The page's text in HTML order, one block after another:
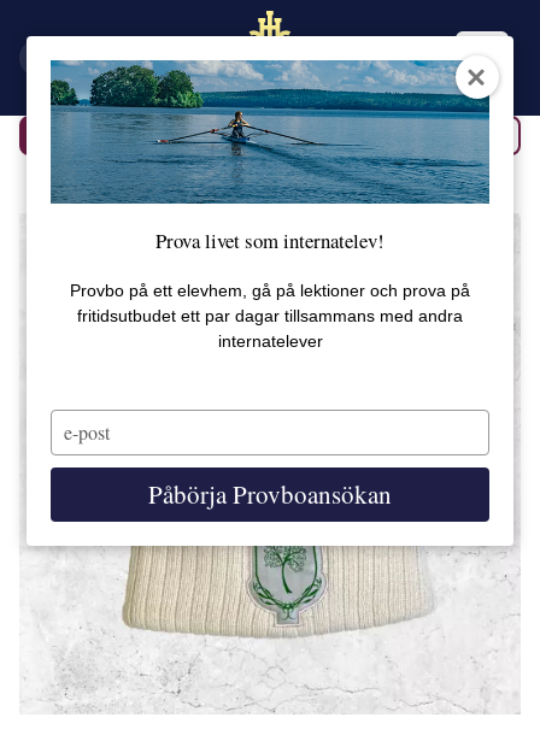
Tillbaka
Prova livet som internatelev!
Provbo på ett elevhem, gå på lektioner och prova på
fritidsutbudet ett par dagar tillsammans med andra
internatelever
your
email
Påbörja Provboansökan